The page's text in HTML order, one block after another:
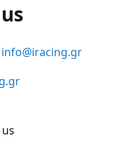
info@iracing.gr